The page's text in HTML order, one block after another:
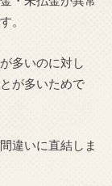
。
多いのに対し
が多いためで
違いに直結しま